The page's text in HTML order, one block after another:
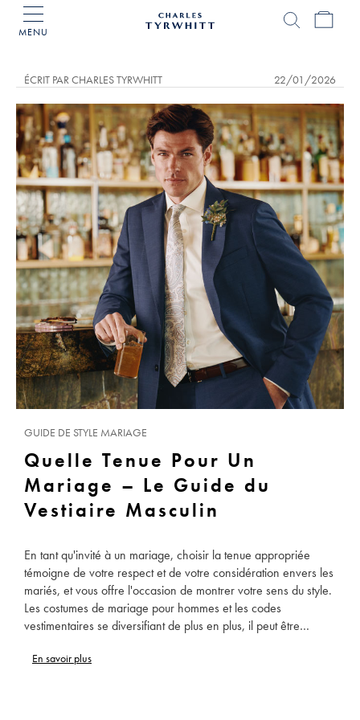
MENU
ÉCRIT PAR CHARLES TYRWHITT 22/01/2026
GUIDE DE STYLE MARIAGE
Quelle Tenue Pour Un
Mariage – Le Guide du
Vestiaire Masculin
En tant qu'invité à un mariage, choisir la tenue appropriée
témoigne de votre respect et de votre considération envers les
mariés, et vous offre l'occasion de montrer votre sens du style.
Les costumes de mariage pour hommes et les codes
vestimentaires se diversifiant de plus en plus, il peut être
Charles Tyrwhitt est là pour vous conseiller sur toutes les tenues
En savoir plus